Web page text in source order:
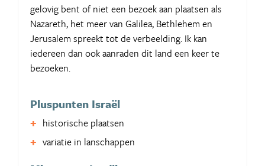
gelovig bent of niet een bezoek aan plaatsen als
Nazareth, het meer van Galilea, Bethlehem en
Jerusalem spreekt tot de verbeelding. Ik kan
iedereen dan ook aanraden dit land een keer te
bezoeken.
Pluspunten Israël
historische plaatsen
variatie in lanschappen